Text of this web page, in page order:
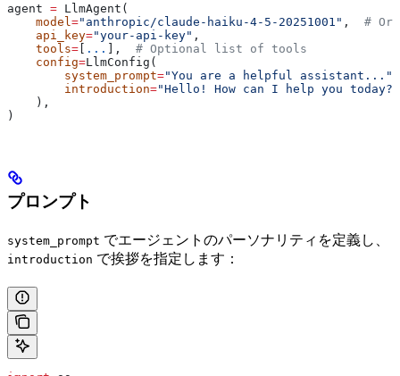
agent = LlmAgent(
    model
="anthropic/claude-haiku-4-5-20251001" , # Or
    api_key
="your-api-key" ,
    tools
= ... ], # Optional list of tools
    config
=LlmConfig(
        system_prompt
="You are a helpful assistant..."
        introduction
="Hello! How can I help you today?"
    ),
)
プロンプト
system_prompt でエージェントのパーソナリティを定義し、
introduction で挨拶を指定します：